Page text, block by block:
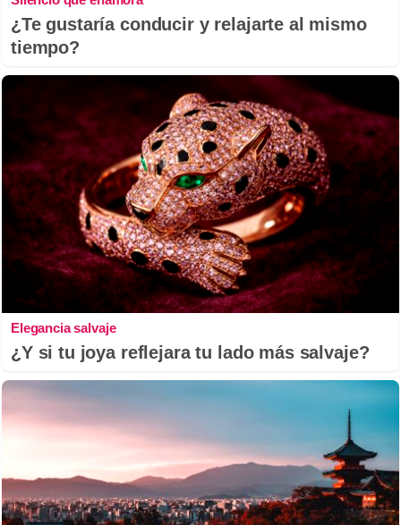
¿Te gustaría conducir y relajarte al mismo
tiempo?
Elegancia salvaje
¿Y si tu joya reflejara tu lado más salvaje?